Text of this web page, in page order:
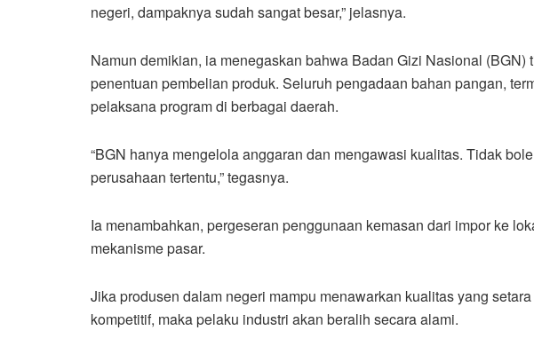
negeri, dampaknya sudah sangat besar,” jelasnya.
Namun demikian, ia menegaskan bahwa Badan Gizi Nasional (BGN)
penentuan pembelian produk. Seluruh pengadaan bahan pangan,
pelaksana program di berbagai daerah.
“BGN hanya mengelola anggaran dan mengawasi kualitas. Tidak
perusahaan tertentu,” tegasnya.
Ia menambahkan, pergeseran penggunaan kemasan dari impor ke
mekanisme pasar.
Jika produsen dalam negeri mampu menawarkan kualitas yang
kompetitif, maka pelaku industri akan beralih secara alami.